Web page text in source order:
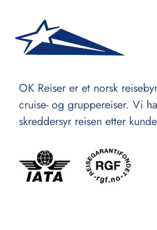
OK Reiser er et norsk
cruise- og gruppereiser. Vi
skreddersyr reisen etter